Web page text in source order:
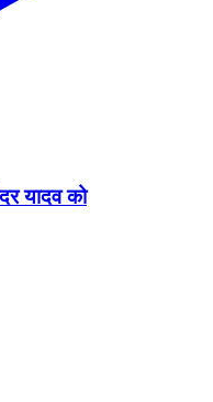
यादव को